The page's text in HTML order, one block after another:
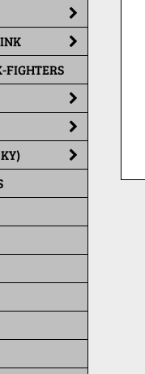
FIGHTERS